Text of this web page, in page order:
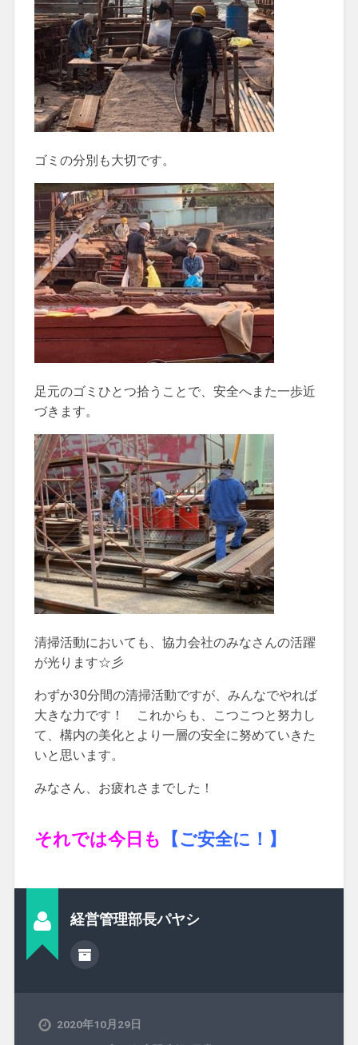
ゴミの分別も大切です。
足元のゴミひとつ拾うことで、安全へまた一歩近
づきます。
清掃活動においても、協力会社のみなさんの活躍
が光ります☆彡
わずか30分間の清掃活動ですが、みんなでやれば
大きな力です！ これからも、こつこつと努力し
て、構内の美化とより一層の安全に努めていきた
いと思います。
みなさん、お疲れさまでした！
それでは今日も 【ご安全に！】
経営管理部長パヤシ
2020年10月29日